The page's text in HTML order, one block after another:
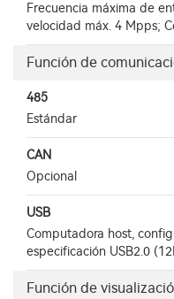
Frecuencia máxima de
velocidad máx. 4 Mpps;
Función de
485
Estándar
CAN
Opcional
USB
Computadora host,
especificación USB2.0
Función de